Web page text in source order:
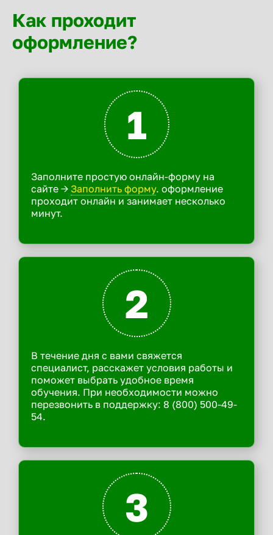
Как проходит
оформление?
1
Заполните простую онлайн-форму на
сайте -> Заполнить форму. оформление
проходит онлайн и занимает несколько
минут.
2
В течение дня с вами свяжется
специалист, расскажет условия работы и
поможет выбрать удобное время
обучения. При необходимости можно
перезвонить в поддержку: 8 (800) 500-49-
54.
3